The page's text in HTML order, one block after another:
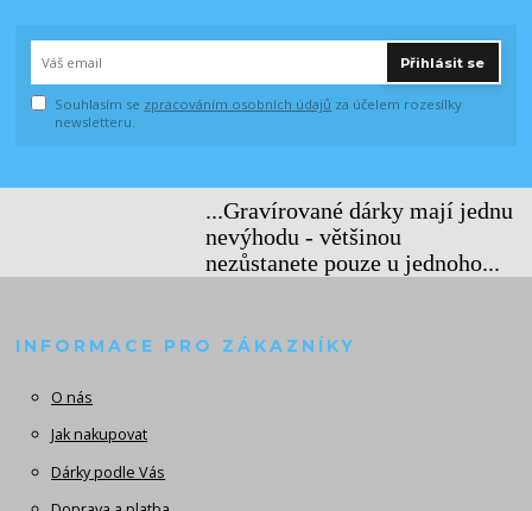
Přihlásit se
Souhlasím se zpracováním osobních údajů za účelem rozesílky
newsletteru.
...Gravírované dárky mají jednu
nevýhodu - většinou
nezůstanete pouze u jednoho...
INFORMACE PRO ZÁKAZNÍKY
O nás
Jak nakupovat
Dárky podle Vás